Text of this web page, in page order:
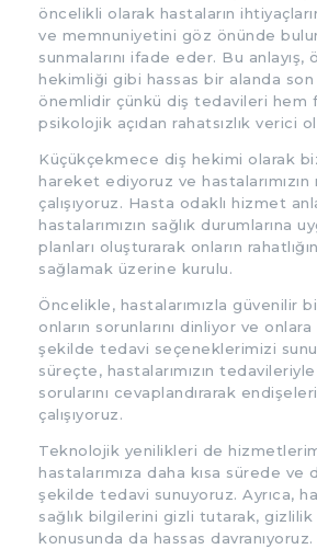
öncelikli olarak hastaların
ve memnuniyetini göz önünde
sunmalarını ifade eder. Bu anlayış,
hekimliği gibi hassas bir alanda
önemlidir çünkü diş tedavileri hem
psikolojik açıdan rahatsızlık verici
Küçükçekmece diş hekimi olarak
hareket ediyoruz ve
çalışıyoruz. Hasta odaklı hizmet
hastalarımızın sağlık durumlarına
planları oluşturarak onların
sağlamak üzerine kurulu.
Öncelikle, hastalarımızla güvenilir
onların sorunlarını dinliyor ve onlara
şekilde tedavi seçeneklerimizi
süreçte, hastalarımızın
sorularını cevaplandırarak
çalışıyoruz.
Teknolojik yenilikleri de
hastalarımıza daha kısa sürede
şekilde tedavi sunuyoruz. Ayrıca,
sağlık bilgilerini gizli tutarak,
konusunda da hassas davranıyoruz.